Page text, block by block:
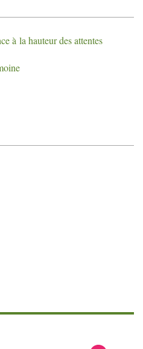
à la hauteur des attentes